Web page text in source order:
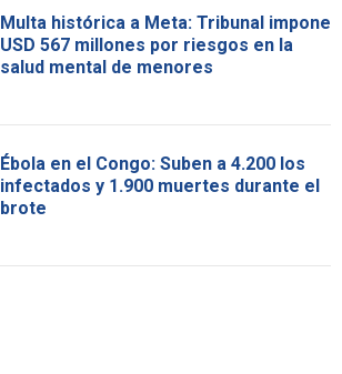
Multa histórica a Meta: Tribunal impone
USD 567 millones por riesgos en la
salud mental de menores
Ébola en el Congo: Suben a 4.200 los
infectados y 1.900 muertes durante el
brote